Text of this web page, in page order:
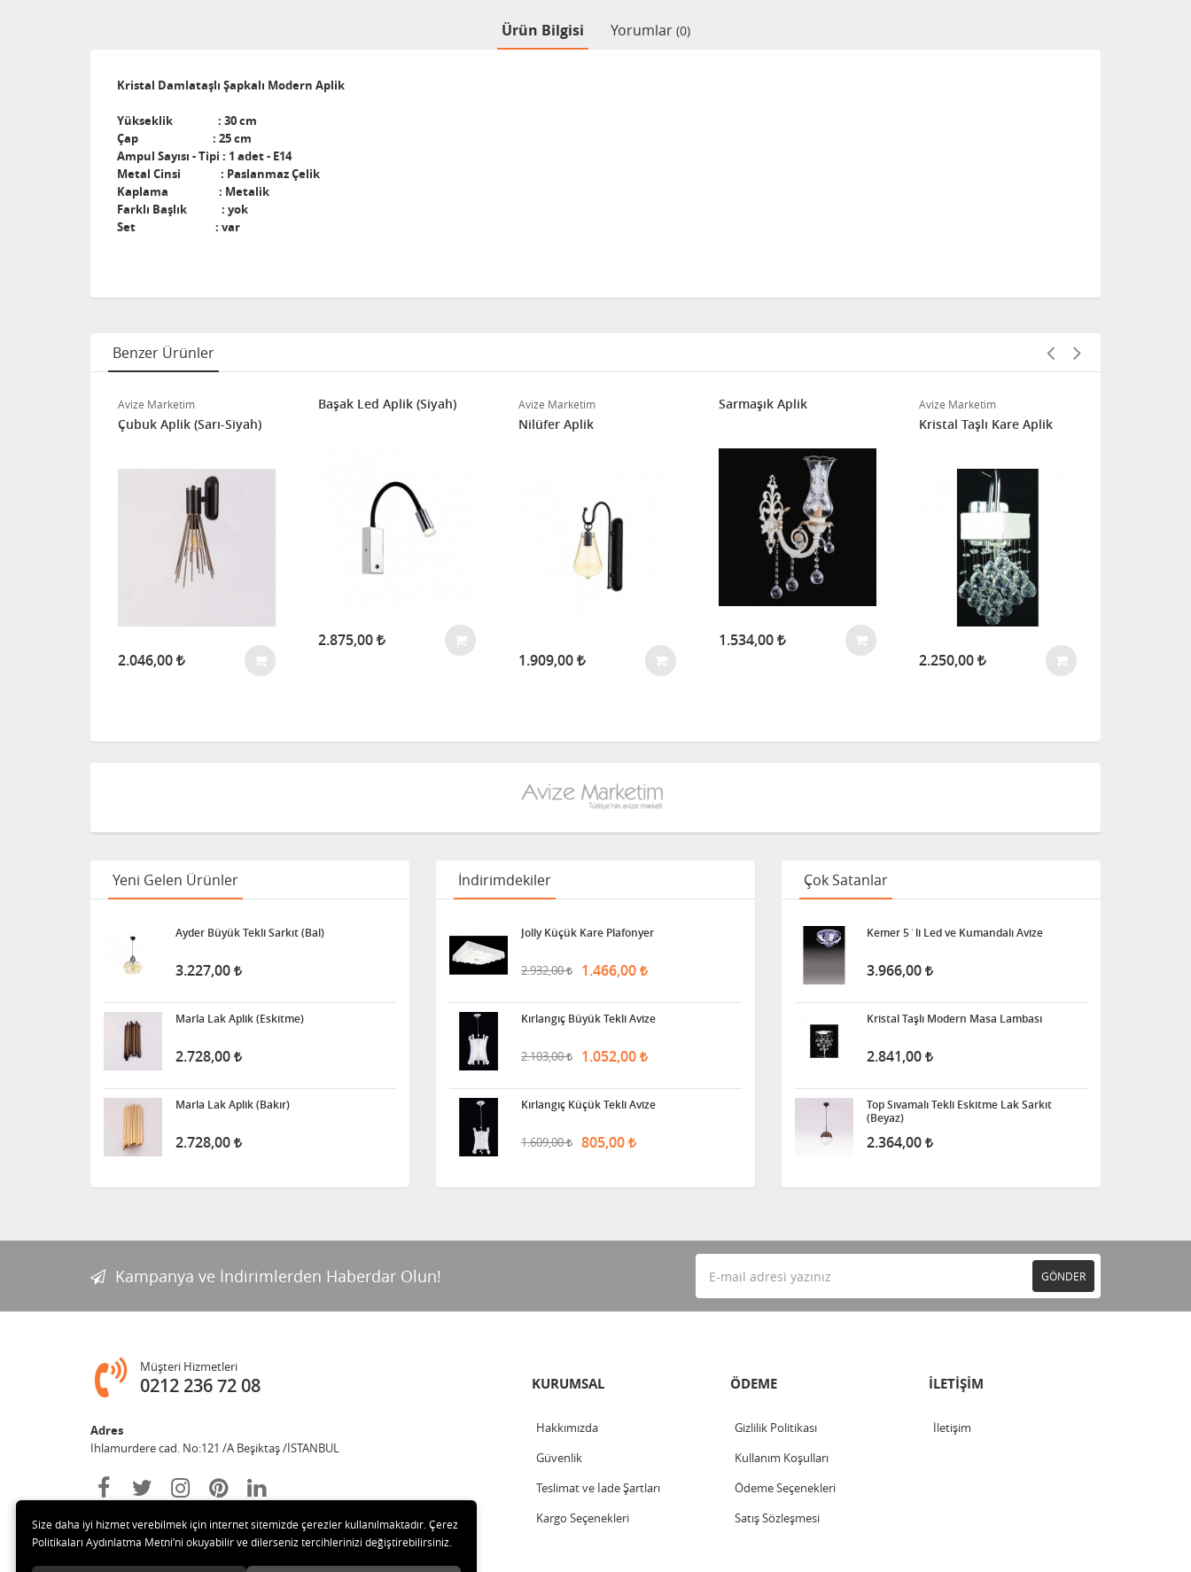
Ürün Bilgisi Yorumlar (0)
Kristal Damlataşlı Şapkalı Modern Aplik
Yükseklik : 30 cm
Çap : 25 cm
Ampul Sayısı - Tipi : 1 adet - E14
Metal Cinsi : Paslanmaz Çelik
Kaplama : Metalik
Farklı Başlık : yok
Set : var
Benzer Ürünler
Avize Marketim
Çubuk Aplik (Sarı-Siyah)
2.046,00
Başak Led Aplik (Siyah)
2.875,00
Avize Marketim
Nilüfer Aplik
1.909,00
Sarmaşık Aplik
1.534,00
Avize Marketim
Kristal Taşlı Kare Aplik
2.250,00
Yeni Gelen Ürünler
Ayder Büyük Tekli Sarkıt (Bal)
3.227,00
Marla Lak Aplik (Eskitme)
2.728,00
Marla Lak Aplik (Bakır)
2.728,00
İndirimdekiler
Jolly Küçük Kare Plafonyer
2.932,00 1.466,00
Kırlangıç Büyük Tekli Avize
2.103,00 1.052,00
Kırlangıç Küçük Tekli Avize
1.609,00 805,00
Çok Satanlar
Kemer 5´li Led ve Kumandalı Avize
3.966,00
Kristal Taşlı Modern Masa Lambası
2.841,00
Top Sıvamalı Tekli Eskitme Lak Sarkıt
(Beyaz)
2.364,00
Kampanya ve İndirimlerden Haberdar Olun! GÖNDER
Müşteri Hizmetleri
0212 236 72 08
Adres
Ihlamurdere cad. No:121 /A Beşiktaş /İSTANBUL
KURUMSAL
Hakkımızda
Güvenlik
Teslimat ve İade Şartları
Kargo Seçenekleri
ÖDEME
Gizlilik Politikası
Kullanım Koşulları
Ödeme Seçenekleri
Satış Sözleşmesi
İLETİŞİM
İletişim
Size daha iyi hizmet verebilmek için internet sitemizde çerezler kullanılmaktadır. Çerez
Politikaları Aydınlatma Metni’ni okuyabilir ve dilerseniz tercihlerinizi değiştirebilirsiniz.